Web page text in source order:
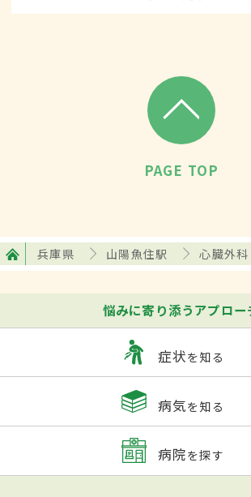
PAGE TOP
兵庫県 山陽魚住駅 心臓外科
悩みに寄り添うアプロー
症状を知る
病気を知る
病院を探す